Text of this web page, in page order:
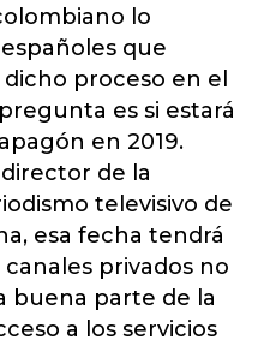
lo
que
proceso en el
es si estará
en 2019.
de la
televisivo de
esa fecha tendrá
privados no
buena parte de la
a los servicios